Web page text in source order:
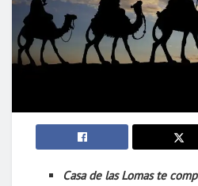
Casa de las Lomas te